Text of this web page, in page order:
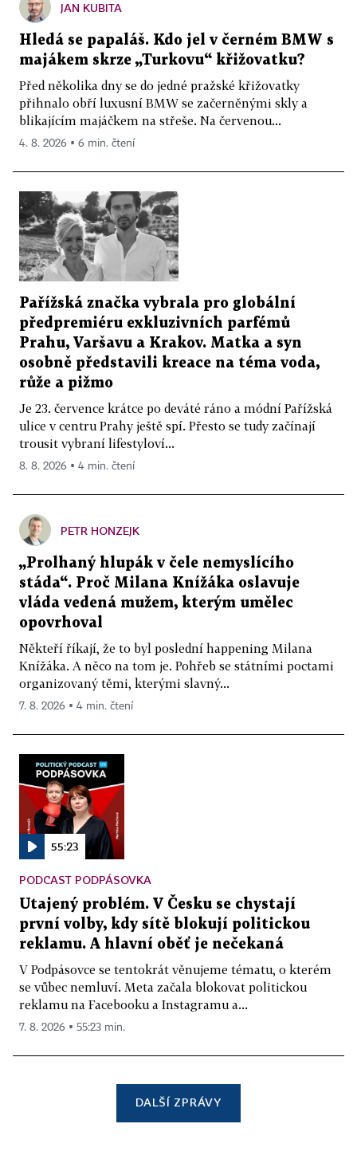
JAN KUBITA
Hledá se papaláš. Kdo jel v černém BMW s
majákem skrze „Turkovu“ křižovatku?
Před několika dny se do jedné pražské křižovatky
přihnalo obří luxusní BMW se začerněnými skly a
blikajícím majáčkem na střeše. Na červenou...
4. 8. 2026 ▪ 6 min. čtení
Pařížská značka vybrala pro globální
předpremiéru exkluzivních parfémů
Prahu, Varšavu a Krakov. Matka a syn
osobně představili kreace na téma voda,
růže a pižmo
Je 23. července krátce po deváté ráno a módní Pařížská
ulice v centru Prahy ještě spí. Přesto se tudy začínají
trousit vybraní lifestyloví...
8. 8. 2026 ▪ 4 min. čtení
PETR HONZEJK
„Prolhaný hlupák v čele nemyslícího
stáda“. Proč Milana Knížáka oslavuje
vláda vedená mužem, kterým umělec
opovrhoval
Někteří říkají, že to byl poslední happening Milana
Knížáka. A něco na tom je. Pohřeb se státními poctami
organizovaný těmi, kterými slavný...
7. 8. 2026 ▪ 4 min. čtení
55:23
PODCAST PODPÁSOVKA
Utajený problém. V Česku se chystají
první volby, kdy sítě blokují politickou
reklamu. A hlavní oběť je nečekaná
V Podpásovce se tentokrát věnujeme tématu, o kterém
se vůbec nemluví. Meta začala blokovat politickou
reklamu na Facebooku a Instagramu a...
7. 8. 2026 ▪ 55:23 min.
DALŠÍ ZPRÁVY